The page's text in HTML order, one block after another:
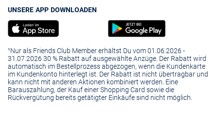
UNSERE APP DOWNLOADEN
¹Nur als Friends Club Member erhältst Du vom 01.06.2026 -
31.07.2026 30 % Rabatt auf ausgewählte Anzüge. Der Rabatt wird
automatisch im Bestellprozess abgezogen, wenn die Kundenkarte
im Kundenkonto hinterlegt ist. Der Rabatt ist nicht übertragbar und
kann nicht mit anderen Aktionen kombiniert werden. Eine
Barauszahlung, der Kauf einer Shopping Card sowie die
Rückvergütung bereits getätigter Einkäufe sind nicht möglich.